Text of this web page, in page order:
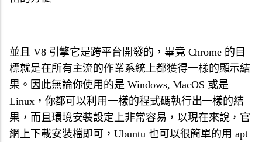
並且 V8 引擎它是跨平台開發的，畢竟 Chrome 的目
標就是在所有主流的作業系統上都獲得一樣的顯示結
果。因此無論你使用的是 Windows, MacOS 或是
Linux，你都可以利用一樣的程式碼執行出一樣的結
果，而且環境安裝設定上非常容易，以現在來說，官
網上下載安裝檔即可，Ubuntu 也可以很簡單的用 apt